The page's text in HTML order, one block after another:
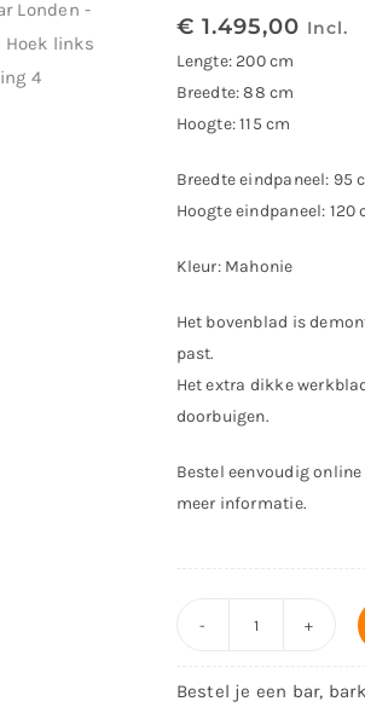
€ 1.495,00 Incl.
Lengte: 200 cm
Breedte: 88 cm
Hoogte: 115 cm
Breedte eindpaneel: 95
Hoogte eindpaneel: 120
Kleur: Mahonie
Het bovenblad is
past.
Het extra dikke
doorbuigen.
Bestel eenvoudig
meer informatie.
Bestel je een bar,